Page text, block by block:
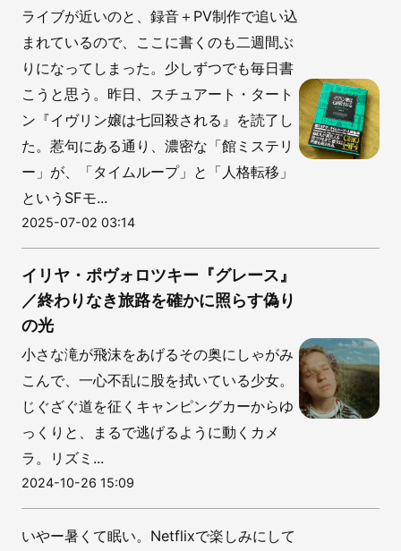
ライブが近いのと、録音＋PV制作で追い込
まれているので、ここに書くのも二週間ぶ
りになってしまった。少しずつでも毎日書
こうと思う。昨日、スチュアート・タート
ン『イヴリン嬢は七回殺される』を読了し
た。惹句にある通り、濃密な「館ミステリ
ー」が、「タイムループ」と「人格転移」
というSFモ...
2025-07-02 03:14
イリヤ・ポヴォロツキー『グレース』
／終わりなき旅路を確かに照らす偽り
の光
小さな滝が飛沫をあげるその奥にしゃがみ
こんで、一心不乱に股を拭いている少女。
じぐざぐ道を征くキャンピングカーからゆ
っくりと、まるで逃げるように動くカメ
ラ。リズミ...
2024-10-26 15:09
いやー暑くて眠い。Netflixで楽しみにして